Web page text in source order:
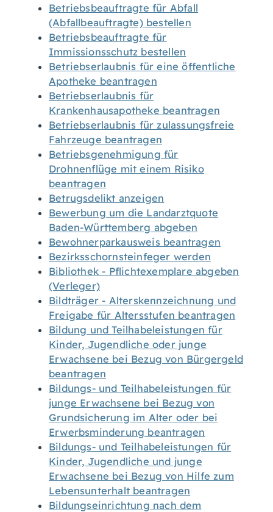
Betriebsbeauftragte für Abfall
(Abfallbeauftragte) bestellen
Betriebsbeauftragte für
Immissionsschutz bestellen
Betriebserlaubnis für eine öffentliche
Apotheke beantragen
Betriebserlaubnis für
Krankenhausapotheke beantragen
Betriebserlaubnis für zulassungsfreie
Fahrzeuge beantragen
Betriebsgenehmigung für
Drohnenflüge mit einem Risiko
beantragen
Betrugsdelikt anzeigen
Bewerbung um die Landarztquote
Baden-Württemberg abgeben
Bewohnerparkausweis beantragen
Bezirksschornsteinfeger werden
Bibliothek - Pflichtexemplare abgeben
(Verleger)
Bildträger - Alterskennzeichnung und
Freigabe für Altersstufen beantragen
Bildung und Teilhabeleistungen für
Kinder, Jugendliche oder junge
Erwachsene bei Bezug von Bürgergeld
beantragen
Bildungs- und Teilhabeleistungen für
junge Erwachsene bei Bezug von
Grundsicherung im Alter oder bei
Erwerbsminderung beantragen
Bildungs- und Teilhabeleistungen für
Kinder, Jugendliche und junge
Erwachsene bei Bezug von Hilfe zum
Lebensunterhalt beantragen
Bildungseinrichtung nach dem